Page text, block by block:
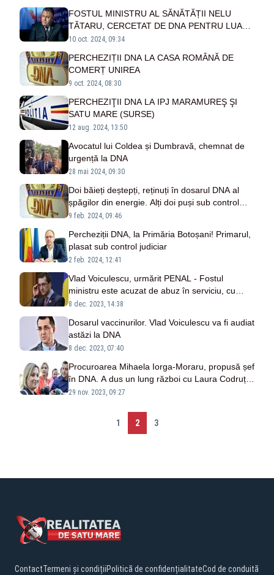
FOSTUL MINISTRU AL SĂNĂTĂȚII NELU
TĂTARU, CERCETAT DE DNA PENTRU LUARE
DE MITĂ
10 oct. 2024, 09:34
PERCHEZIȚII DNA LA CASA ROMÂNĂ DE
COMERȚ UNIREA
9 oct. 2024, 08:30
PERCHEZIŢII DNA LA IPJ MARAMUREŞ ŞI
SATU MARE (SURSE)
12 aug. 2024, 13:50
Avocatul lui Coldea și Dumbravă, chemnat de
urgență la DNA
28 mai 2024, 09:30
Doi băieți deștepți, reținuți în dosarul DNA al
șpăgilor din energie. Alți doi puși sub control
judiciar
9 feb. 2024, 09:46
Percheziții DNA, la Primăria Botoșani! Primarul,
plasat sub control judiciar
2 feb. 2024, 12:41
Vlad Voiculescu, urmărit PENAL - Fostul
ministru este acuzat de abuz în serviciu, cu
consecințe deosebit de grave
8 dec. 2023, 14:38
Dosarul vaccinurilor. Vlad Voiculescu va fi audiat
astăzi la DNA
8 dec. 2023, 07:40
Procuroarea Mihaela Iorga-Moraru, propusă șef
în DNA. A dus un lung război cu Laura Codruța
Kovesi
29 nov. 2023, 09:27
1 2 3
ContactTermeni și condițiiPolitică de confidențialitateCod de conduită